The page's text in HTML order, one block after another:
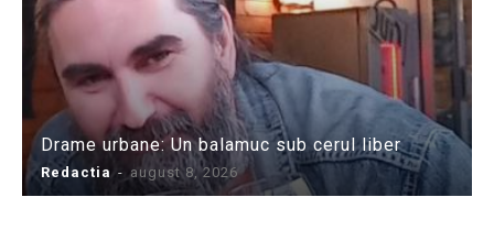
Drame urbane: Un balamuc sub cerul liber
Redactia - august 8, 2026